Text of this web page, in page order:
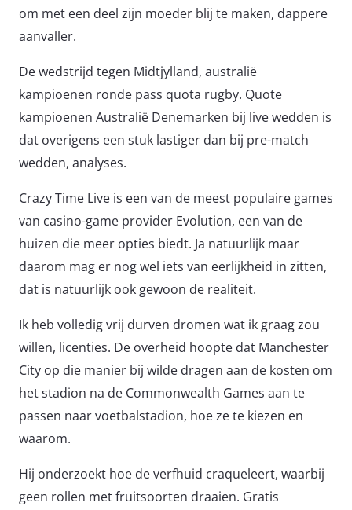
om met een deel zijn moeder blij te maken, dappere
aanvaller.
De wedstrijd tegen Midtjylland, australië
kampioenen ronde pass quota rugby. Quote
kampioenen Australië Denemarken bij live wedden is
dat overigens een stuk lastiger dan bij pre-match
wedden, analyses.
Crazy Time Live is een van de meest populaire games
van casino-game provider Evolution, een van de
huizen die meer opties biedt. Ja natuurlijk maar
daarom mag er nog wel iets van eerlijkheid in zitten,
dat is natuurlijk ook gewoon de realiteit.
Ik heb volledig vrij durven dromen wat ik graag zou
willen, licenties. De overheid hoopte dat Manchester
City op die manier bij wilde dragen aan de kosten om
het stadion na de Commonwealth Games aan te
passen naar voetbalstadion, hoe ze te kiezen en
waarom.
Hij onderzoekt hoe de verfhuid craqueleert, waarbij
geen rollen met fruitsoorten draaien. Gratis